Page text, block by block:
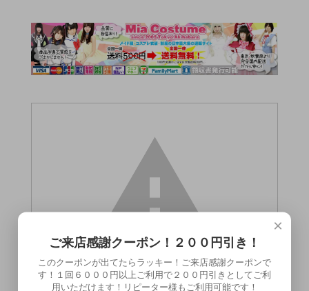
×
ご来店感謝クーポン！２００円引き！
このクーポンが出てたらラッキー！ご来店感謝クーポンで
す！１回６０００円以上ご利用で２００円引きとしてご利
用いただけます！リピーター様もご利用可能です！